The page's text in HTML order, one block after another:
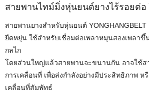
สายพานไทม์มิ่งหุ่นยนต์ยางไร้รอยต่อ
สายพานยางสำหรับหุ่นยนต์
ยืดหยุ่น ใช้สำหรับเชื่อมต่อเพลาหมุนสองเพลาขึ้
กลไก
โดยส่วนใหญ่แล้วสายพานจะขนานกัน อาจใช้ส
การเคลื่อนที่ เพื่อส่งกำลังอย่างมีประสิทธิภาพ ห
เคลื่อนที่สัมพัทธ์